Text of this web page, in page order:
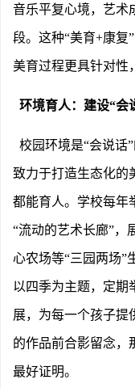
音乐平复心境，艺术
段。这种“美育+康复
美育过程更具针对性
环境育人：建设“会
校园环境是“会说话
致力于打造生态化的
都能育人。学校每年
“流动的艺术长廊”，
心农场等“三园两场”
以四季为主题，定期
展，为每一个孩子提
的作品前合影留念，
最好证明。